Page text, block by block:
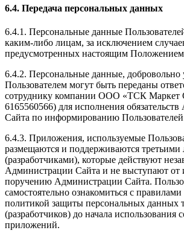
6.4. Передача персональных данных
6.4.1. Персональные данные
каким-либо лицам, за исключением
предусмотренных настоящим
6.4.2. Персональные данные, добровольно
Пользователем могут быть переданы
сотруднику компании ООО «ТСК
6165560566) для исполнения
Сайта по информированию
6.4.3. Приложения, используемые
размещаются и поддерживаются третьими
(разработчиками), которые действуют
Администрации Сайта и не выступают от
поручению Администрации Сайта.
самостоятельно ознакомиться с правилами
политикой защиты персональных данных
(разработчиков) до начала использования
приложений.